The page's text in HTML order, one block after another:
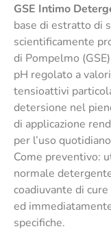
GSE Intimo
base di estratto di
scientificamente
di Pompelmo
pH regolato a
tensioattivi
detersione nel
di applicazione
per l’uso
Come preventivo:
normale
coadiuvante di
ed
specifiche.